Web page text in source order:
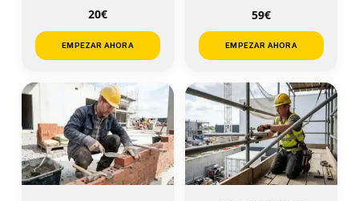
20€
EMPEZAR AHORA
59€
EMPEZAR AHORA